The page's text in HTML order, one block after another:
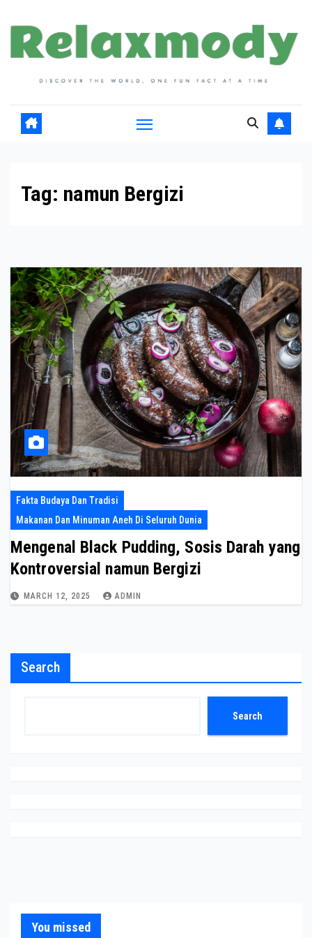
content
Tag: namun Bergizi
Fakta Budaya Dan Tradisi
Makanan Dan Minuman Aneh Di Seluruh Dunia
Mengenal Black Pudding, Sosis Darah yang
Kontroversial namun Bergizi
MARCH 12, 2025 ADMIN
Search
Search
You missed